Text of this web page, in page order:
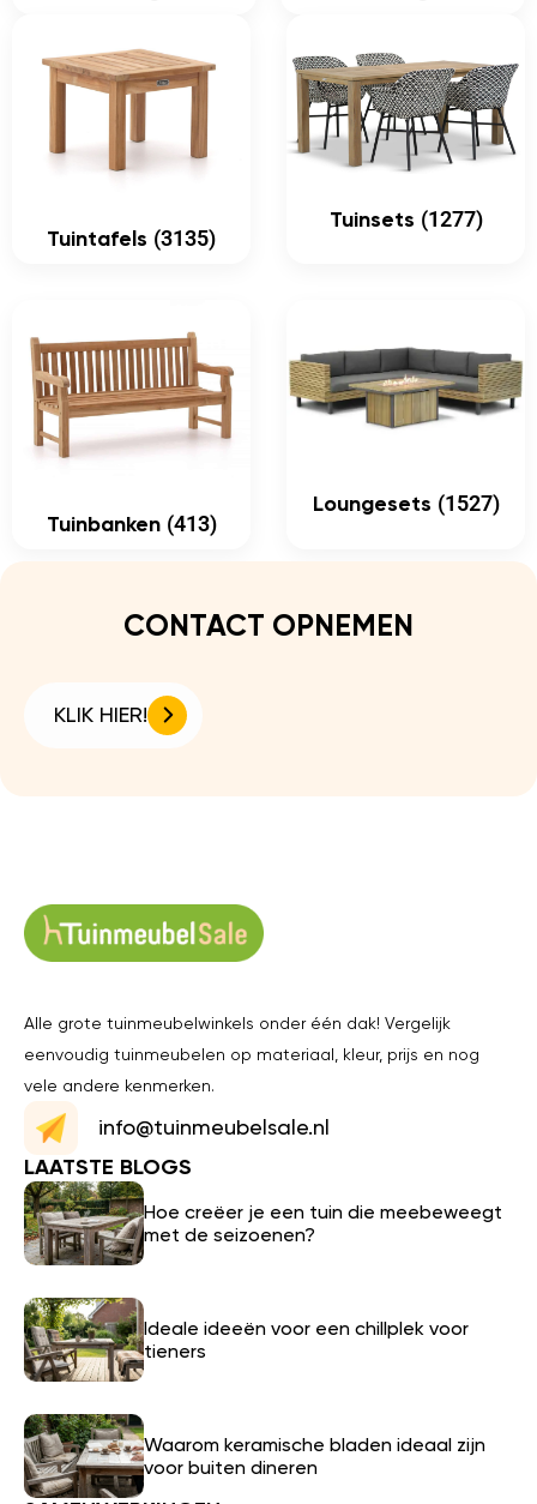
Tuintafels (3135)
Tuinsets (1277)
Tuinbanken (413)
Loungesets (1527)
CONTACT OPNEMEN
KLIK HIER!
Alle grote tuinmeubelwinkels onder één dak! Vergelijk
eenvoudig tuinmeubelen op materiaal, kleur, prijs en nog
vele andere kenmerken.
info@tuinmeubelsale.nl
LAATSTE BLOGS
Hoe creëer je een tuin die meebeweegt
met de seizoenen?
Ideale ideeën voor een chillplek voor
tieners
Waarom keramische bladen ideaal zijn
voor buiten dineren